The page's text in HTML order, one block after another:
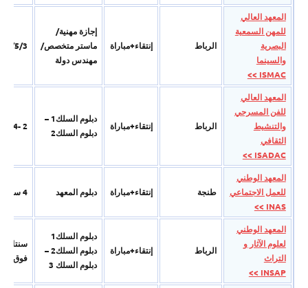
المعهد العالي
للمهن السمعية
البصرية
والسينما
ISMAC >>
الرباط إنتقاء+مباراة
إجازة مھنیة/
ماستر متخصص/
مھندس دولة
5/5/3 سنوات
المعهد العالي
للفن المسرحي
والتنشيط
الثقافي
ISADAC >>
الرباط إنتقاء+مباراة
دبلوم السلك1 –
دبلوم السلك2
2 -4 سنوات
المعهد الوطني
للعمل الاجتماعي
INAS >>
طنجة إنتقاء+مباراة دبلوم المعھد 4 سنوات
المعهد الوطني
لعلوم الآثار و
التراث
INSAP >>
الرباط إنتقاء+مباراة
دبلوم السلك1
دبلوم السلك2 –
دبلوم السلك 3
سنتان
فوق